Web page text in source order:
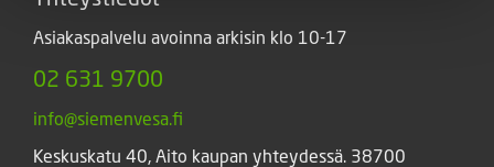
Asiakaspalvelu avoinna arkisin klo 10-17
02 631 9700
info@siemenvesa.fi
Keskuskatu 40, Aito kaupan yhteydessä. 38700